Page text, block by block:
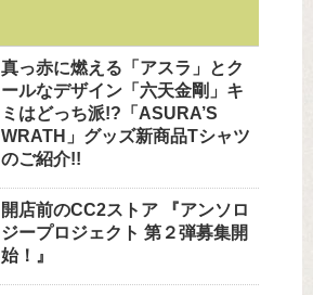
真っ赤に燃える「アスラ」とク
ールなデザイン「六天金剛」キ
ミはどっち派!?「ASURA’S
WRATH」グッズ新商品Tシャツ
のご紹介!!
開店前のCC2ストア 『アンソロ
ジープロジェクト 第２弾募集開
始！』